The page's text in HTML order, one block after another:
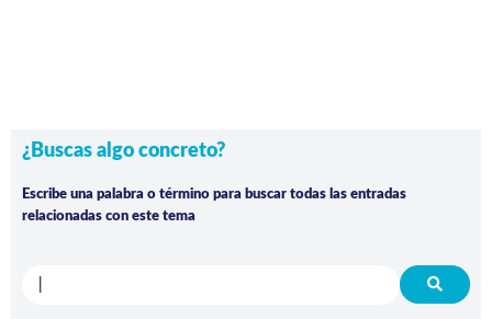
¿Buscas algo concreto?
Escribe una palabra o término para buscar todas las entradas
relacionadas con este tema